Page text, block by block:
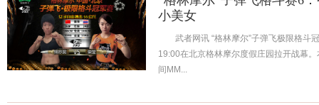
小美女
武者网讯 “格林摩尔”子弹飞极限格斗
19:00在北京格林摩尔度假庄园拉开战幕
间MM...